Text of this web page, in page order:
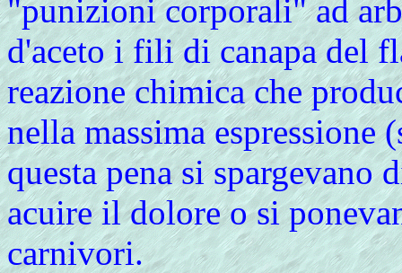
"punizioni corporali" ad
d'aceto i fili di canapa del
reazione chimica che
nella massima espressione
questa pena si
acuire il dolore o si
carnivori.